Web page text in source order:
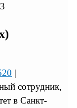
|
сотрудник,
в Санкт-